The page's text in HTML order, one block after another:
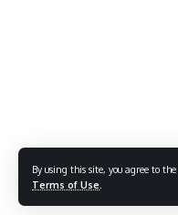
By using this site, you agree to the
Terms of Use